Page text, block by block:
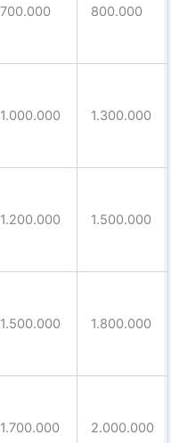
700.000 800.000
1.000.000 1.300.000
1.200.000 1.500.000
1.500.000 1.800.000
1.700.000 2.000.000